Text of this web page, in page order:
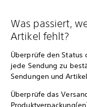
Was passiert,
Artikel fehlt?
Überprüfe den
jede Sendung zu
Sendungen und
Überprüfe das